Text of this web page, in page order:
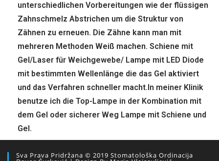
unterschiedlichen Vorbereitungen wie der flüssigen
Zahnschmelz Abstrichen um die Struktur von
Zähnen zu erneuen. Die Zähne kann man mit
mehreren Methoden Weiß machen. Schiene mit
Gel/Laser für Weichgewebe/ Lampe mit LED Diode
mit bestimmten Wellenlänge die das Gel aktiviert
und das Verfahren schneller macht.In meiner Klinik
benutze ich die Top-Lampe in der Kombination mit
dem Gel oder sicherer Weg Lampe mit Schiene und
Gel.
Fragen Sie um das Angebot
Sva Prava Pridržana © 2019 Stomatološka Ordinacija